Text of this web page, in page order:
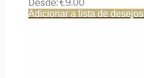
Desde:€9.00
Adicionar a lista de desejos